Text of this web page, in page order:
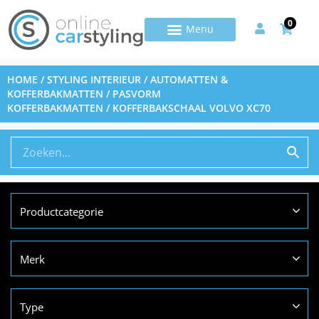
0
HOME /STYLING INTERIEUR /AUTOMATTEN &
KOFFERBAKMATTEN / PASVORM
KOFFERBAKMATTEN / KOFFERBAKSCHAAL VOLVO XC70
Productcategorie
Merk
Type